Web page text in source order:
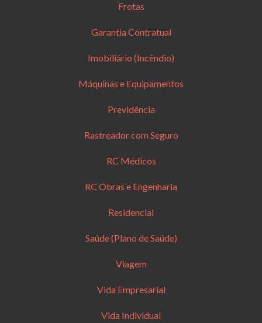
Frotas
Garantia Contratual
Imobiliário (Incêndio)
Máquinas e Equipamentos
Previdência
Rastreador com Seguro
RC Médicos
RC Obras e Engenharia
Residencial
Saúde (Plano de Saúde)
Viagem
Vida Empresarial
Vida Individual